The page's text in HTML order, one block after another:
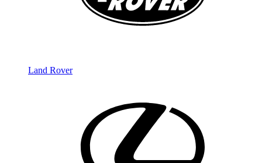
Land Rover